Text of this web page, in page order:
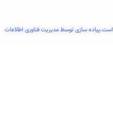
سازی توسط مدیریت فناوری اطلاعات